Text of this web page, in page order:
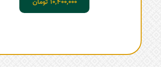
10,400,000 تومان